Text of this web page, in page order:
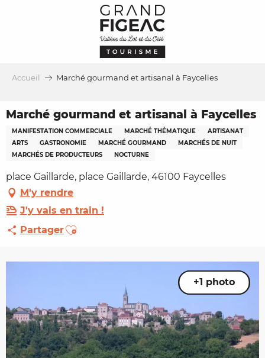
Accueil Marché gourmand et artisanal à Faycelles
Marché gourmand et artisanal à Faycelles
MANIFESTATION COMMERCIALE MARCHÉ THÉMATIQUE
ARTISANAT
ARTS
GASTRONOMIE MARCHÉ GOURMAND
MARCHÉS DE NUIT
MARCHÉS DE PRODUCTEURS
NOCTURNE
place Gaillarde, place Gaillarde, 46100 Faycelles
M'y rendre
J'y vais en train !
PartagerAjouter aux favoris
+1 photo